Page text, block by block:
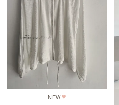
NEW